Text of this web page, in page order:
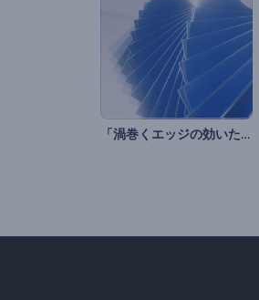
「渦巻くエッジの効いた形状」のイントロ動画